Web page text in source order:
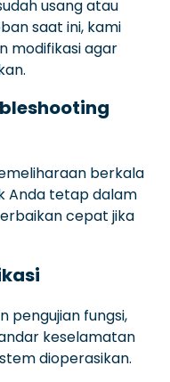
usang atau
saat ini, kami
modifikasi agar
berkala
Anda tetap dalam
cepat jika
pengujian fungsi,
keselamatan
dioperasikan.